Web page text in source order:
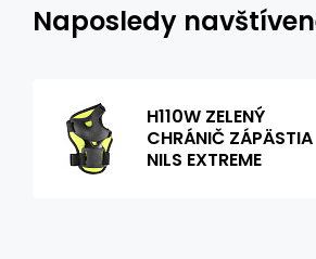
Naposledy
H110W ZELENÝ
CHRÁNIČ ZÁPÄSTIA
NILS EXTREME